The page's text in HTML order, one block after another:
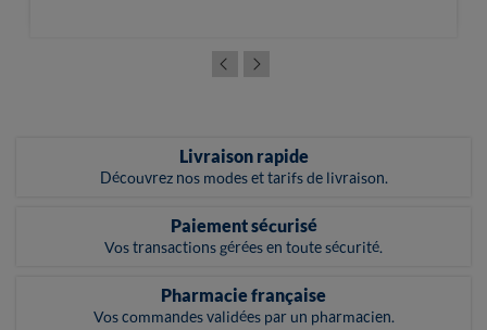
Livraison rapide
Découvrez nos modes et tarifs de livraison.
Paiement sécurisé
Vos transactions gérées en toute sécurité.
Pharmacie française
Vos commandes validées par un pharmacien.